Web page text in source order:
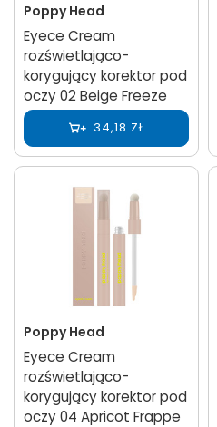
Poppy Head
Eyece Cream
rozświetlająco-
korygujący korektor pod
oczy 02 Beige Freeze
34,18 ZŁ
Poppy Head
Eyece Cream
rozświetlająco-
korygujący korektor pod
oczy 04 Apricot Frappe